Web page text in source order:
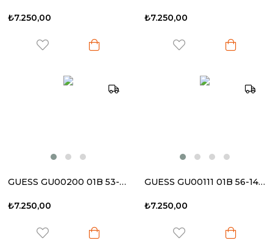
₺7.250,00 ₺7.250,00
GUESS GU00200 01B 53-18 140 Kadın Güneş Gözlüğü
₺7.250,00
GUESS GU00111 01B 56-14 130 Kadın Güneş Gözlüğü
₺7.250,00